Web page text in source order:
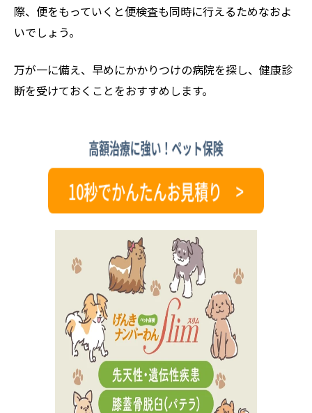
際、便をもっていくと便検査も同時に行えるためなおよ
いでしょう。
万が一に備え、早めにかかりつけの病院を探し、健康診
断を受けておくことをおすすめします。